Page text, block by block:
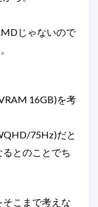
じゃないので
16GB)を考
75Hz)だと
とのことでち
こまで考えな